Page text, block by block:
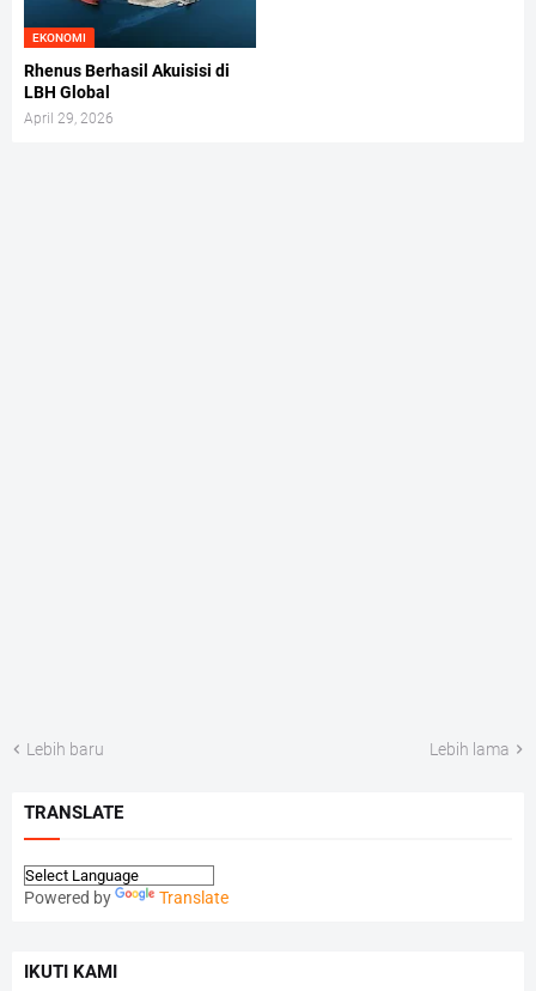
EKONOMI
Rhenus Berhasil Akuisisi di
LBH Global
April 29, 2026
Lebih baru Lebih lama
TRANSLATE
Powered by Translate
IKUTI KAMI